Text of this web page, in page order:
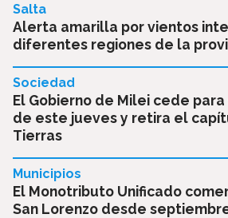
Alerta amarilla por vientos
diferentes regiones de la
Salta
El Gobierno de Milei cede
de este jueves y retira el
Tierras
Sociedad
El Monotributo Unificado
San Lorenzo desde
Municipios